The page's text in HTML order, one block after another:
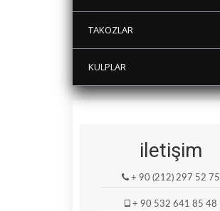
TAKOZLAR
KULPLAR
iletişim
+ 90 (212) 297 52 75
+ 90 532 641 85 48